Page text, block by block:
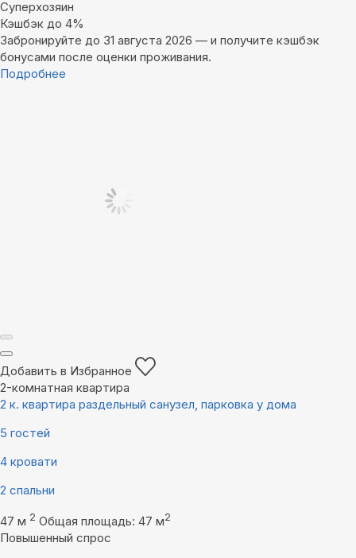
Суперхозяин
Кэшбэк до 4%
Забронируйте до 31 августа 2026 — и получите кэшбэк
бонусами после оценки проживания.
Подробнее
Добавить в Избранное
2-комнатная квартира
2 к. квартира раздельный санузел, парковка у дома
5 гостей
4 кровати
2 спальни
47 м 2 Общая площадь: 47 м2
Повышенный спрос